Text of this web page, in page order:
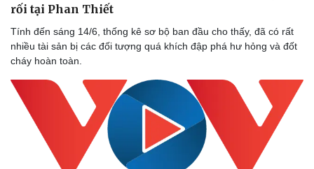
Sức khỏe
Dinh dưỡng - món ngon
Sản phụ khoa
Nhi khoa
Nam khoa
Làm đẹp - giảm cân
Phòng mạch online
Ăn sạch sống khỏe
Đời sống
Tình yêu - Gia đình
rối tại Phan Thiết
Tính đến sáng 14/6, thống kê sơ bộ ban đầu cho thấy, đã có rất
nhiều tài sản bị các đối tượng quá khích đập phá hư hỏng và đốt
cháy hoàn toàn.